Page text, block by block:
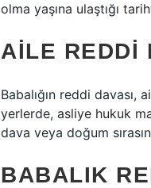
olma yaşına ulaştığı
AILE REDDI
Babalığın reddi davası,
yerlerde, asliye hukuk
dava veya doğum
BABALIK